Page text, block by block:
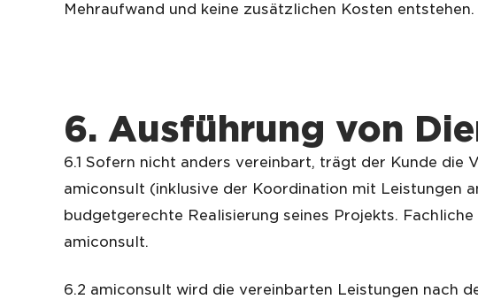
Mehraufwand und keine zusätzlichen Kosten entstehen.
6. Ausführung von Die
6.1 Sofern nicht anders vereinbart, trägt der Kunde
amiconsult (inklusive der Koordination mit Leistungen
budgetgerechte Realisierung seines Projekts.
amiconsult.
6.2 amiconsult wird die vereinbarten Leistungen nach